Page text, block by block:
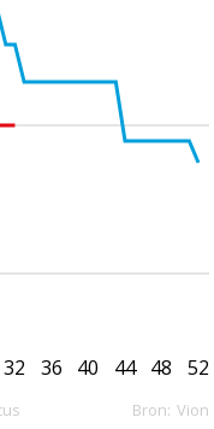
52
48
44
40
36
32
Bron: Vion